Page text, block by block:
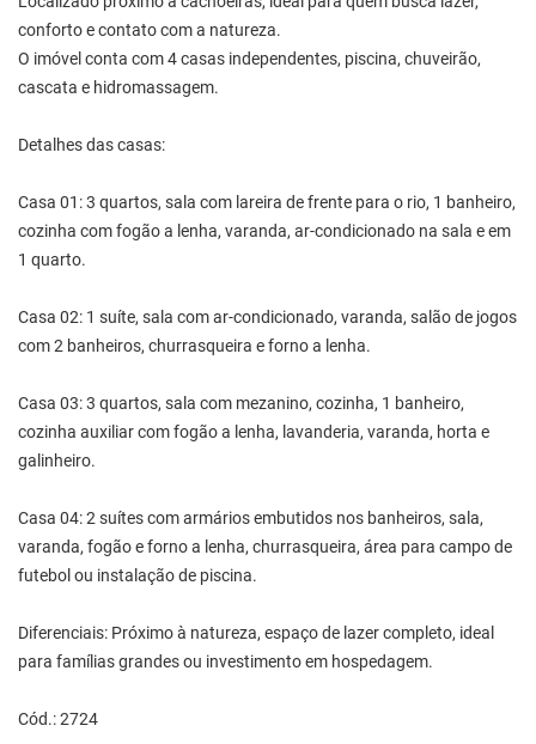
conforto e contato com a natureza.
O imóvel conta com 4 casas independentes, piscina, chuveirão,
cascata e hidromassagem.
Detalhes das casas:
Casa 01: 3 quartos, sala com lareira de frente para o rio, 1 banheiro,
cozinha com fogão a lenha, varanda, ar-condicionado na sala e em
1 quarto.
Casa 02: 1 suíte, sala com ar-condicionado, varanda, salão de jogos
com 2 banheiros, churrasqueira e forno a lenha.
Casa 03: 3 quartos, sala com mezanino, cozinha, 1 banheiro,
cozinha auxiliar com fogão a lenha, lavanderia, varanda, horta e
galinheiro.
Casa 04: 2 suítes com armários embutidos nos banheiros, sala,
varanda, fogão e forno a lenha, churrasqueira, área para campo de
futebol ou instalação de piscina.
Diferenciais: Próximo à natureza, espaço de lazer completo, ideal
para famílias grandes ou investimento em hospedagem.
Cód.: 2724